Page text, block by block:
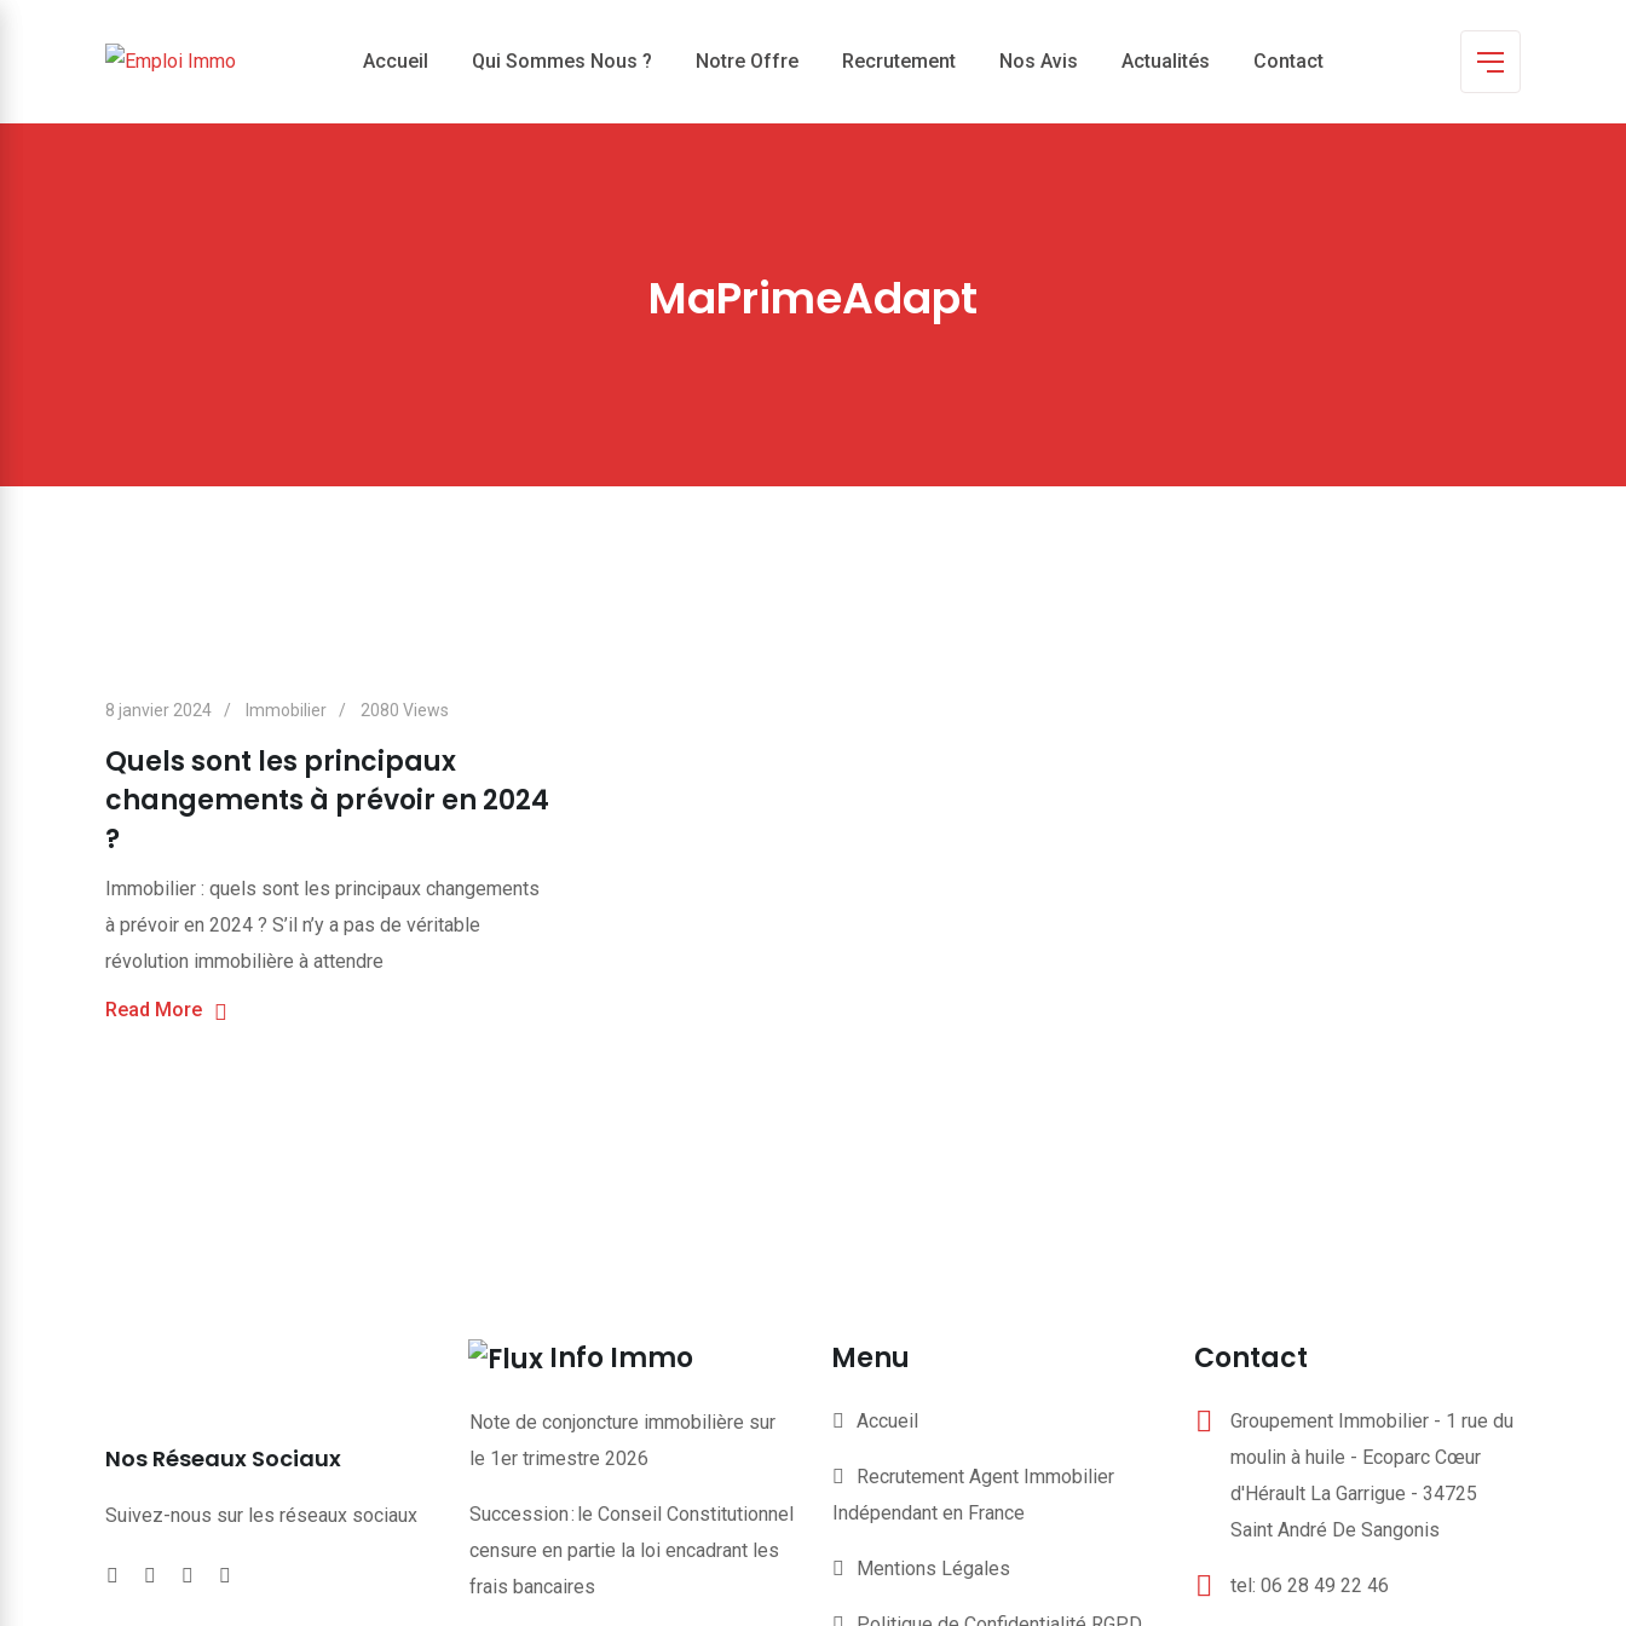
Accueil Qui Sommes Nous ? Notre Offre Recrutement Nos Avis Actualités Contact
MaPrimeAdapt
8 janvier 2024 Immobilier 2080 Views
Quels sont les principaux
changements à prévoir en 2024
?
Immobilier : quels sont les principaux changements
à prévoir en 2024 ? S’il n’y a pas de véritable
révolution immobilière à attendre
Read More
Nos Réseaux Sociaux
Suivez-nous sur les réseaux sociaux
Info Immo
Note de conjoncture immobilière sur
le 1er trimestre 2026
Succession : le Conseil Constitutionnel
censure en partie la loi encadrant les
frais bancaires
Menu
Accueil
Recrutement Agent Immobilier
Indépendant en France
Mentions Légales
Contact
Groupement Immobilier - 1 rue du
moulin à huile - Ecoparc Cœur
d'Hérault La Garrigue - 34725
Saint André De Sangonis
tel: 06 28 49 22 46